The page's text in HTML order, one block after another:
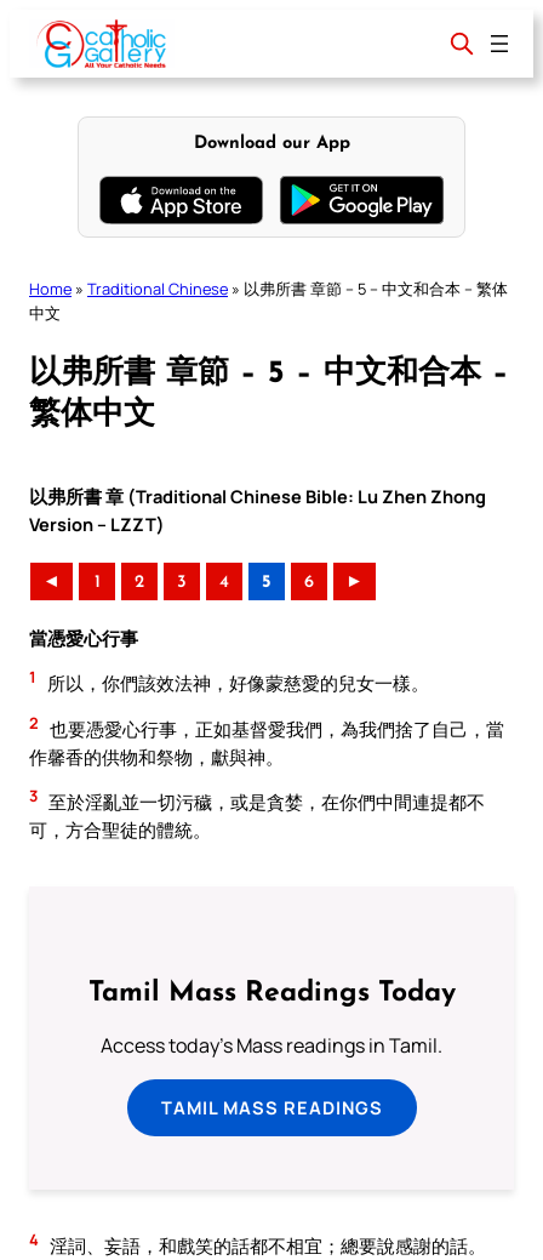
content
Download our App
Home » Traditional Chinese » 以弗所書 章節 – 5 – 中文和合本 – 繁体
中文
以弗所書 章節 – 5 – 中文和合本 –
繁体中文
以弗所書 章 (Traditional Chinese Bible: Lu Zhen Zhong
Version – LZZT)
◄ 1 2 3 4 5 6 ►
當憑愛心行事
1 所以，你們該效法神，好像蒙慈愛的兒女一樣。
2 也要憑愛心行事，正如基督愛我們，為我們捨了自己，當
作馨香的供物和祭物，獻與神。
3 至於淫亂並一切污穢，或是貪婪，在你們中間連提都不
可，方合聖徒的體統。
Tamil Mass Readings Today
Access today's Mass readings in Tamil.
TAMIL MASS READINGS
4 淫詞、妄語，和戲笑的話都不相宜；總要說感謝的話。